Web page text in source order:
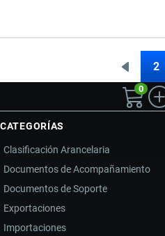
DESDE
EN
GLOBALES
Página
anterior
2
0
CATEGORÍAS
Clasificación Arancelaria
Documentos de Acompañamiento
Documentos de Soporte
Exportaciones
Importaciones